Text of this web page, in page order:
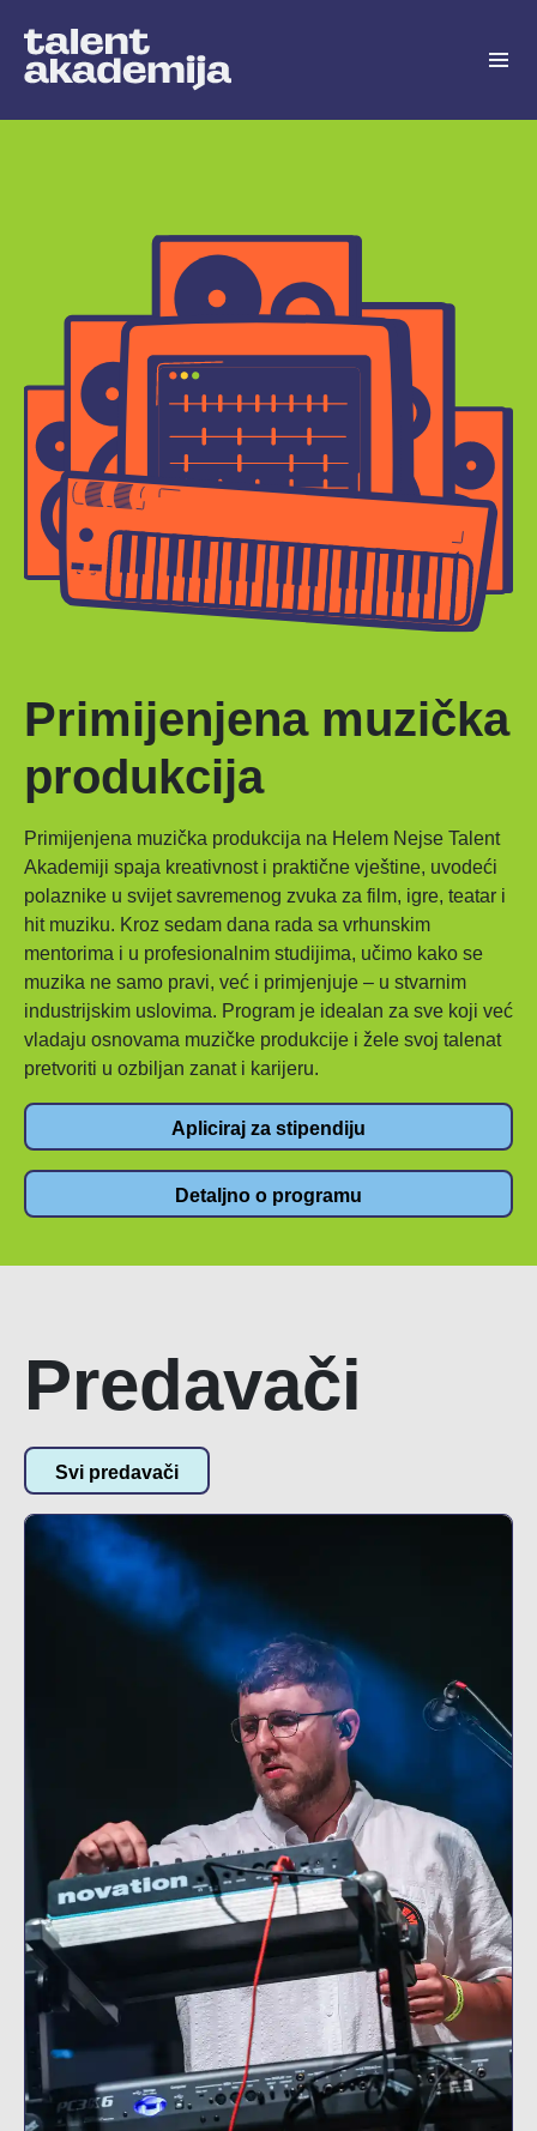
Primijenjena muzička
produkcija
Primijenjena muzička produkcija na Helem Nejse Talent
Akademiji spaja kreativnost i praktične vještine, uvodeći
polaznike u svijet savremenog zvuka za film, igre, teatar i
hit muziku. Kroz sedam dana rada sa vrhunskim
mentorima i u profesionalnim studijima, učimo kako se
muzika ne samo pravi, već i primjenjuje – u stvarnim
industrijskim uslovima. Program je idealan za sve koji već
vladaju osnovama muzičke produkcije i žele svoj talenat
pretvoriti u ozbiljan zanat i karijeru.
Apliciraj za stipendiju
Detaljno o programu
Predavači
Svi predavači